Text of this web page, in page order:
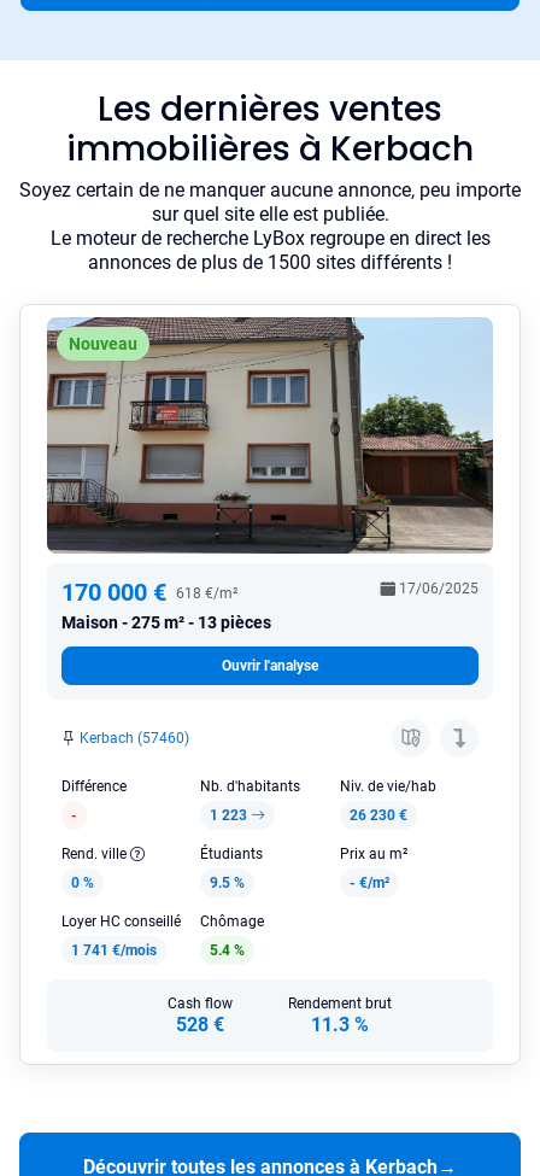
Les dernières ventes
immobilières à Kerbach
Soyez certain de ne manquer aucune annonce, peu importe
sur quel site elle est publiée.
Le moteur de recherche LyBox regroupe en direct les
annonces de plus de 1500 sites différents !
Nouveau
170 000 € 618 €/m²
Maison 275 m² - 13 pièces
17/06/2025
Ouvrir l'analyse
Kerbach (57460)
Différence
-
Nb. d'habitants
1 223
Niv. de vie/hab
26 230 €
Rend. ville
0 %
Étudiants
9.5 %
Prix au m²
- €/m²
Loyer HC conseillé
1 741 €/mois
Chômage
5.4 %
Cash flow
528 €
Rendement brut
11.3 %
Découvrir toutes les annonces à Kerbach→